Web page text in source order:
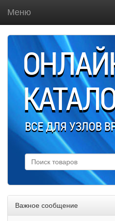
Меню
ВСЕ ДЛЯ УЗЛОВ
Важное сообщение